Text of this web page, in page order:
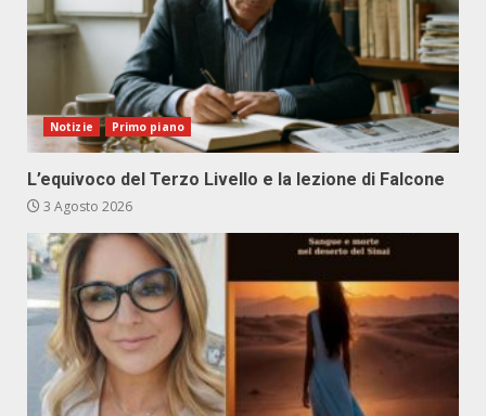
Notizie Primo piano
L’equivoco del Terzo Livello e la lezione di Falcone
3 Agosto 2026